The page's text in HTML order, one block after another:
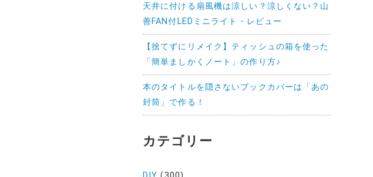
天井に付ける扇風機は涼しい？涼しくない？山
善FAN付LEDミニライト・レビュー
【捨てずにリメイク】ティッシュの箱を使った
「簡単ましかくノート」の作り方♪
本のタイトルを隠さないブックカバーは「あの
封筒」で作る！
カテゴリー